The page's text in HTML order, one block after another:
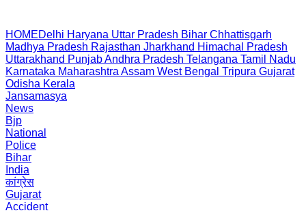
HOMEDelhi Haryana Uttar Pradesh Bihar Chhattisgarh
Madhya Pradesh Rajasthan Jharkhand Himachal Pradesh
Uttarakhand PunjabAndhra Pradesh Telangana Tamil Nadu
Karnataka Maharashtra Assam West Bengal Tripura Gujarat
Odisha Kerala
Jansamasya
News
Bjp
National
Police
Bihar
India
कांग्रेस
Gujarat
Accident